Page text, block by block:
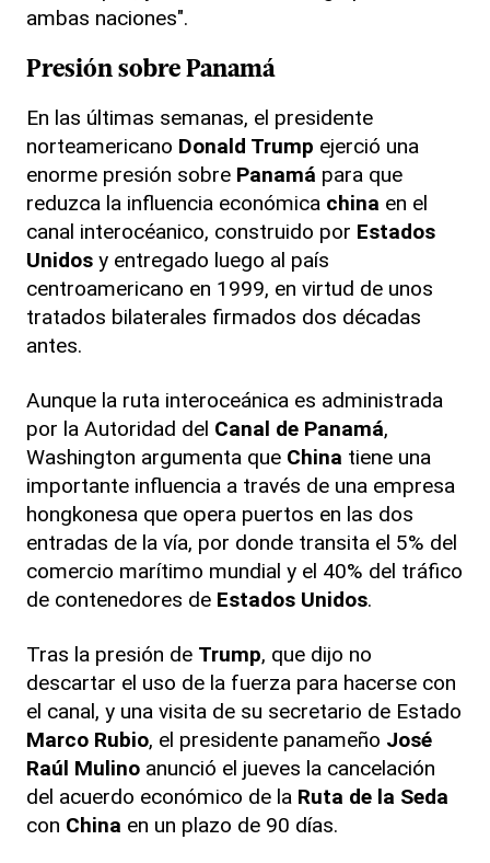
ambas naciones".
Presión sobre Panamá
En las últimas semanas, el presidente
norteamericano Donald Trump ejerció una
enorme presión sobre Panamá para que
reduzca la influencia económica china en el
canal interocéanico, construido por Estados
Unidos y entregado luego al país
centroamericano en 1999, en virtud de unos
tratados bilaterales firmados dos décadas
antes.
Aunque la ruta interoceánica es administrada
por la Autoridad del Canal de Panamá,
Washington argumenta que China tiene una
importante influencia a través de una empresa
hongkonesa que opera puertos en las dos
entradas de la vía, por donde transita el 5% del
comercio marítimo mundial y el 40% del tráfico
de contenedores de Estados Unidos.
Tras la presión de Trump, que dijo no
descartar el uso de la fuerza para hacerse con
el canal, y una visita de su secretario de Estado
Marco Rubio, el presidente panameño José
Raúl Mulino anunció el jueves la cancelación
del acuerdo económico de la Ruta de la Seda
con China en un plazo de 90 días.